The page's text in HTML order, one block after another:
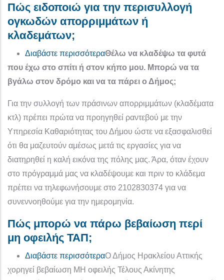
Πώς ειδοποιώ για την περισυλλογή
ογκωδών απορριμμάτων ή
κλαδεμάτων;
Διαβάστε περισσότεραγια το Πώς ειδοποιώ για την
Θέλω να κλαδέψω τα φυτά
που έχω στο σπίτι ή στον κήπο μου. Μπορώ να τα
βγάλω στον δρόμο και να τα πάρει ο Δήμος;
Για την συλλογή των πράσινων απορριμμάτων (κλαδέματα
κτλ) πρέπει πρώτα να προηγηθεί ραντεβού με την
Υπηρεσία Καθαριότητας του Δήμου ώστε να εξασφαλισθεί
ότι θα μαζευτούν αμέσως μετά τις εργασίες για να
διατηρηθεί η καλή εικόνα της πόλης μας. Άρα, όταν έχουν
στο πρόγραμμά μας να κλαδέψουμε και πριν το κλάδεμα
πρέπει να τηλεφωνήσουμε στο 2102830374 για να
συνεννοηθούμε για την ημερομηνία.
Πώς μπορώ να πάρω βεβαίωση περί
μη οφειλής ΤΑΠ;
Διαβάστε περισσότεραγια το Πώς μπορώ να πάρω
Ο Δήμος Ηρακλείου Αττικής
χορηγεί βεβαίωση ΜΗ οφειλής Τέλους Ακίνητης